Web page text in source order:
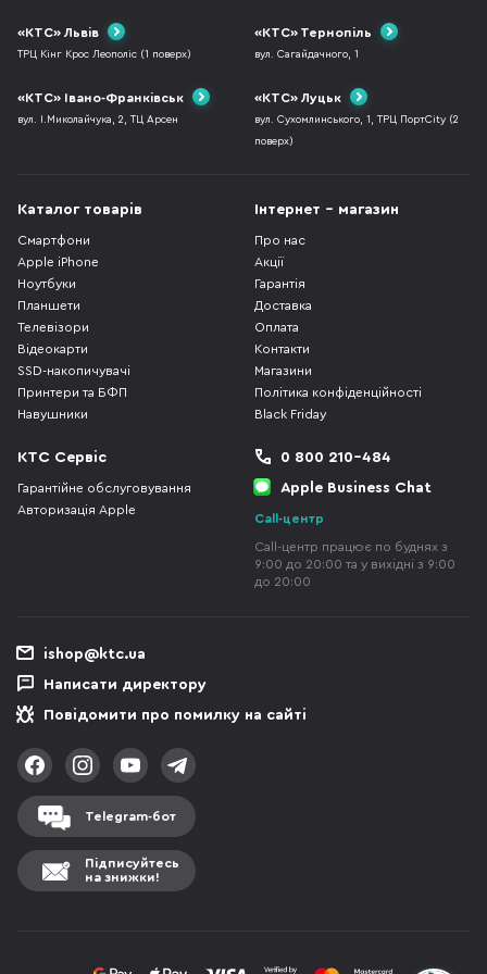
«КТС» Львів
ТРЦ Кінг Крос Леополіс (1 поверх)
«КТС» Тернопіль
вул. Сагайдачного, 1
«КТС» Івано-Франківськ
вул. І.Миколайчука, 2, ТЦ Арсен
«КТС» Луцьк
вул. Сухомлинського, 1, ТРЦ ПортCity (2
поверх)
Каталог товарів
Смартфони
Apple iPhone
Ноутбуки
Планшети
Телевізори
Відеокарти
SSD-накопичувачі
Принтери та БФП
Навушники
Інтернет - магазин
Про нас
Акції
Гарантія
Доставка
Оплата
Контакти
Магазини
Політика конфіденційності
Black Friday
КТС Сервіс
Гарантійне обслуговування
Авторизація Apple
0 800 210-484
Apple Business Chat
Call-центр
Call-центр працює по буднях з
9:00 до 20:00 та у вихідні з 9:00
до 20:00
ishop@ktc.ua
Написати директору
Повідомити про помилку на сайті
Telegram-бот
Підписуйтесь
на знижки!